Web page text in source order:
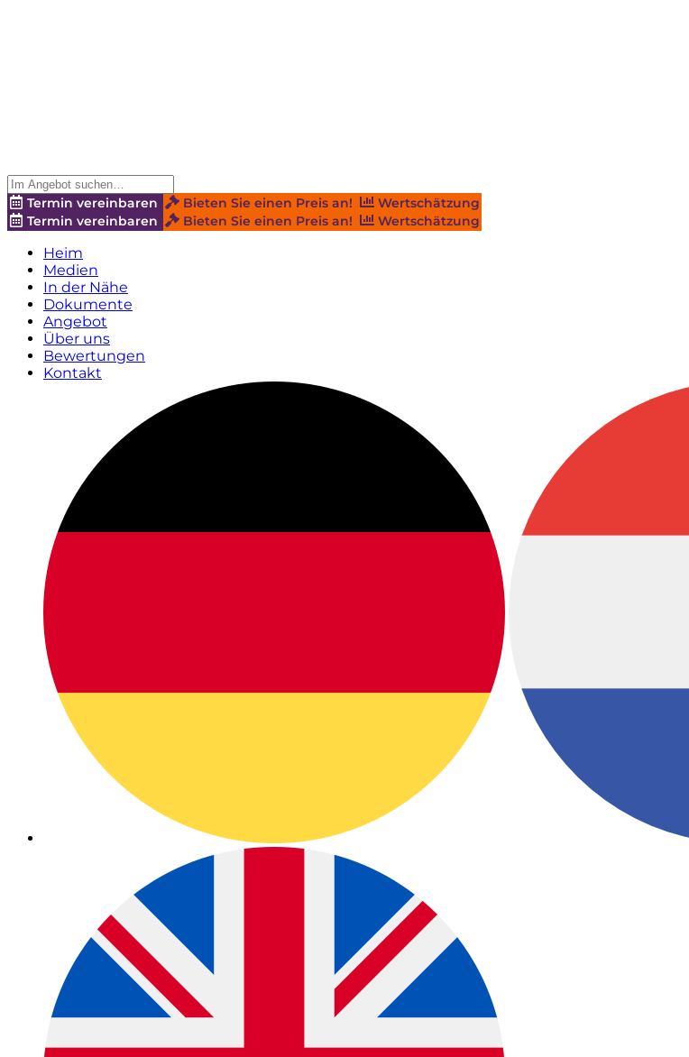
Termin vereinbaren Bieten Sie einen Preis an!
Wertschätzung
Termin vereinbaren
Bieten Sie einen Preis an! Wertschätzung
Heim
Medien
In der Nähe
Dokumente
Angebot
Über uns
Bewertungen
Kontakt